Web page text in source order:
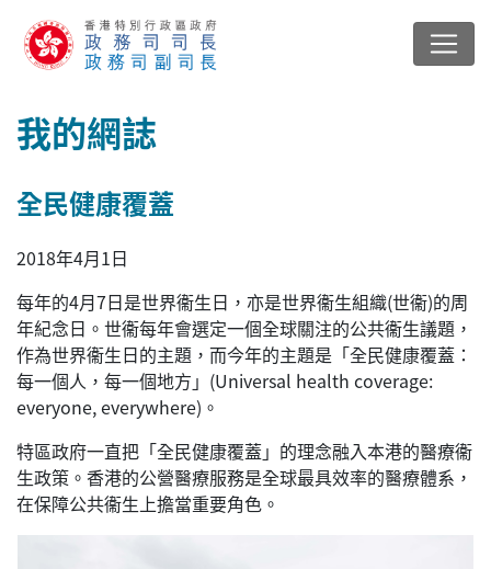
我的網誌
全民健康覆蓋
2018年4月1日
每年的4月7日是世界衞生日，亦是世界衞生組織(世衞)的周
年紀念日。世衞每年會選定一個全球關注的公共衞生議題，
作為世界衞生日的主題，而今年的主題是「全民健康覆蓋：
每一個人，每一個地方」 (Universal health coverage:
everyone, everywhere) 。
特區政府一直把「全民健康覆蓋」的理念融入本港的醫療衞
生政策。香港的公營醫療服務是全球最具效率的醫療體系，
在保障公共衞生上擔當重要角色。